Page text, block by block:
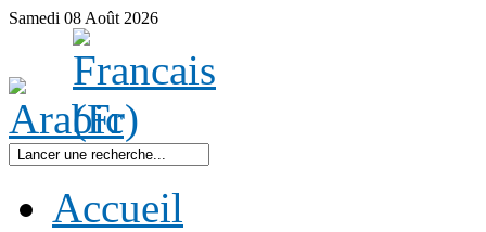
Samedi 08 Août 2026
Accueil